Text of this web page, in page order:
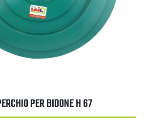
PER BIDONE H 67